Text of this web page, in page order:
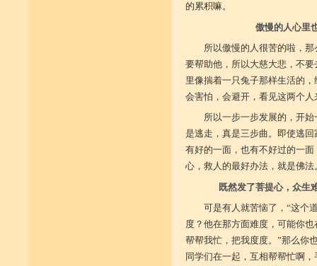
的累积嘛。
傲慢的人心里
所以傲慢的人很苦的啦，
要帮助他，所以大慈大悲，不
里像揣着一只兔子那样生活的
会害怕，会避开，看见这两个
所以一步一步发展的，开
是逃走，真是三步曲。即使逃
有好的一面，也有不好过的一
心，救人的最好办法，就是佛法
既然发了菩提心，众生
可是有人就苦恼了，“这个
度？他在那方面难度，可能你
帮帮我忙，把我度度。”那么你
同学们在一起，互相帮帮忙啊